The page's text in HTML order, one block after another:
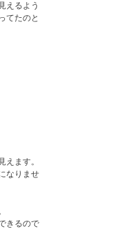
えるよう
てたのと
えます。
なりませ
きるので